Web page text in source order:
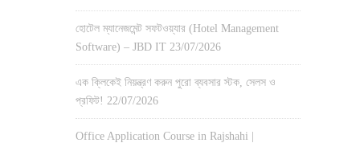
হোটেল ম্যানেজমেন্ট সফটওয়্যার (Hotel Management
Software) – JBD IT 23/07/2026
এক ক্লিকেই নিয়ন্ত্রণ করুন পুরো ব্যবসার স্টক, সেলস ও
প্রফিট! 22/07/2026
Office Application Course in Rajshahi |